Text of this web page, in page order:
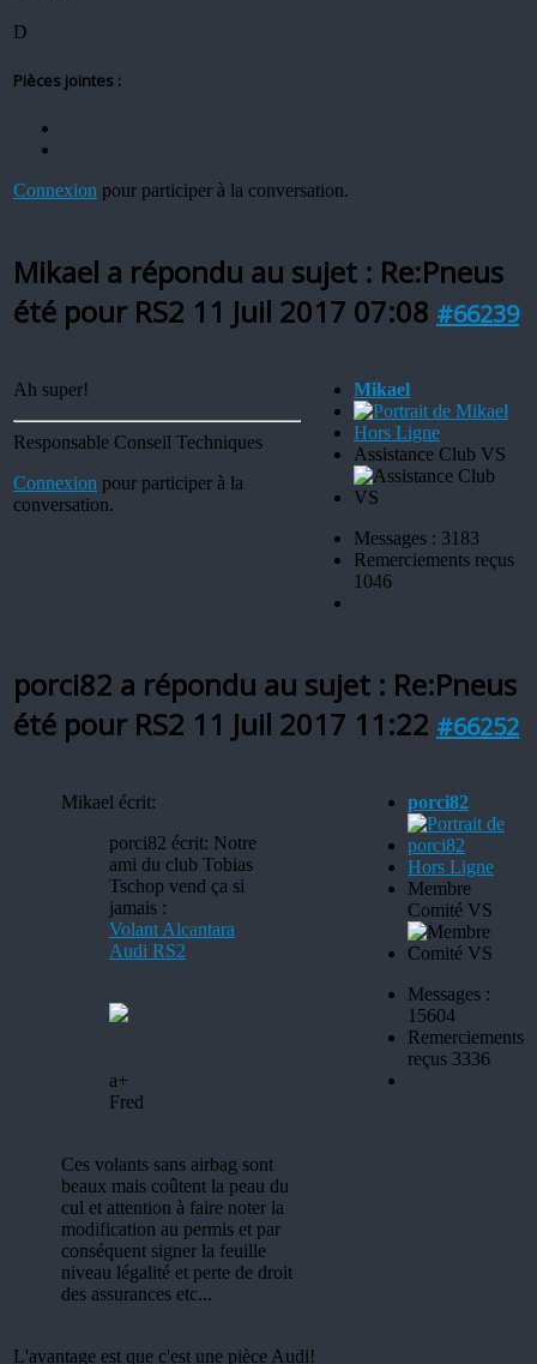
D
Pièces jointes :
Connexion pour participer à la conversation.
Mikael a répondu au sujet : Re:Pneus
été pour RS2 11 Juil 2017 07:08 #66239
Ah super!
Responsable Conseil Techniques
Connexion pour participer à la
conversation.
Mikael
Hors Ligne
Assistance Club VS
Messages : 3183
Remerciements reçus
1046
porci82 a répondu au sujet : Re:Pneus
été pour RS2 11 Juil 2017 11:22 #66252
Mikael écrit:
porci82 écrit: Notre
ami du club Tobias
Tschop vend ça si
jamais :
Volant Alcantara
Audi RS2
a+
Fred
Ces volants sans airbag sont
beaux mais coûtent la peau du
cul et attention à faire noter la
modification au permis et par
conséquent signer la feuille
niveau légalité et perte de droit
des assurances etc...
L'avantage est que c'est une pièce Audi!
porci82
Hors Ligne
Membre
Comité VS
Messages :
15604
Remerciements
reçus 3336